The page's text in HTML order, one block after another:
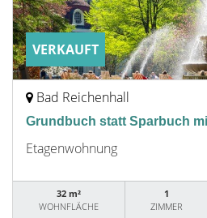
VERKAUFT
Bad Reichenhall
Grundbuch statt Sparbuch
Etagenwohnung
32 m²
WOHNFLÄCHE
1
ZIMMER